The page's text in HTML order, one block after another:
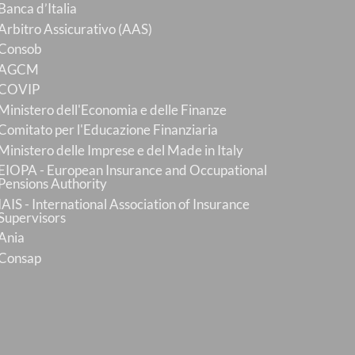
d’Italia
Assicurativo (AAS)
dell'Economia e delle Finanze
per l'Educazione Finanziaria
delle Imprese e del Made in Italy
- European Insurance and Occupational
Authority
IAIS - International Association of Insurance